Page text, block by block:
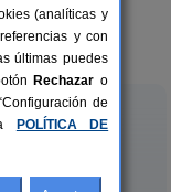
3-12 pers.
desde22 €
(analíticas y
y con
últimas puedes
Rechazar o
de
POLÍTICA DE